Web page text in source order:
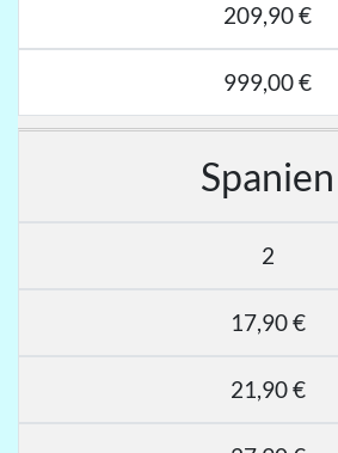
209,90 €
999,00 €
Spanien
2
17,90 €
21,90 €